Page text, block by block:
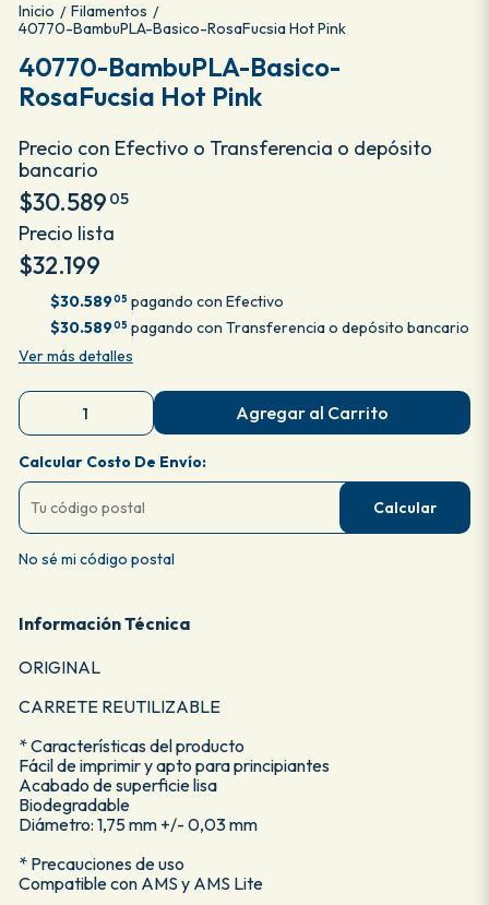
Inicio / Filamentos /
40770-BambuPLA-Basico-RosaFucsia Hot Pink
40770-BambuPLA-Basico-
RosaFucsia Hot Pink
Precio con Efectivo o Transferencia o depósito
bancario
$30.589 05
Precio lista
$32.199
$30.58905 pagando con Efectivo
$30.58905 pagando con Transferencia o depósito bancario
Ver más detalles
Agregar al Carrito
Calcular Costo De Envío:
Calcular
No sé mi código postal
Información Técnica
ORIGINAL
CARRETE REUTILIZABLE
* Características del producto
Fácil de imprimir y apto para principiantes
Acabado de superficie lisa
Biodegradable
Diámetro: 1,75 mm +/- 0,03 mm
* Precauciones de uso
Compatible con AMS y AMS Lite